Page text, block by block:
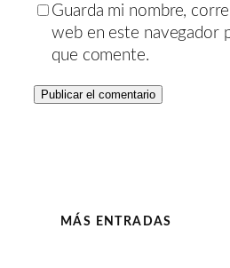
Guarda mi nombre,
web en este navegador
que comente.
MÁS ENTRADAS